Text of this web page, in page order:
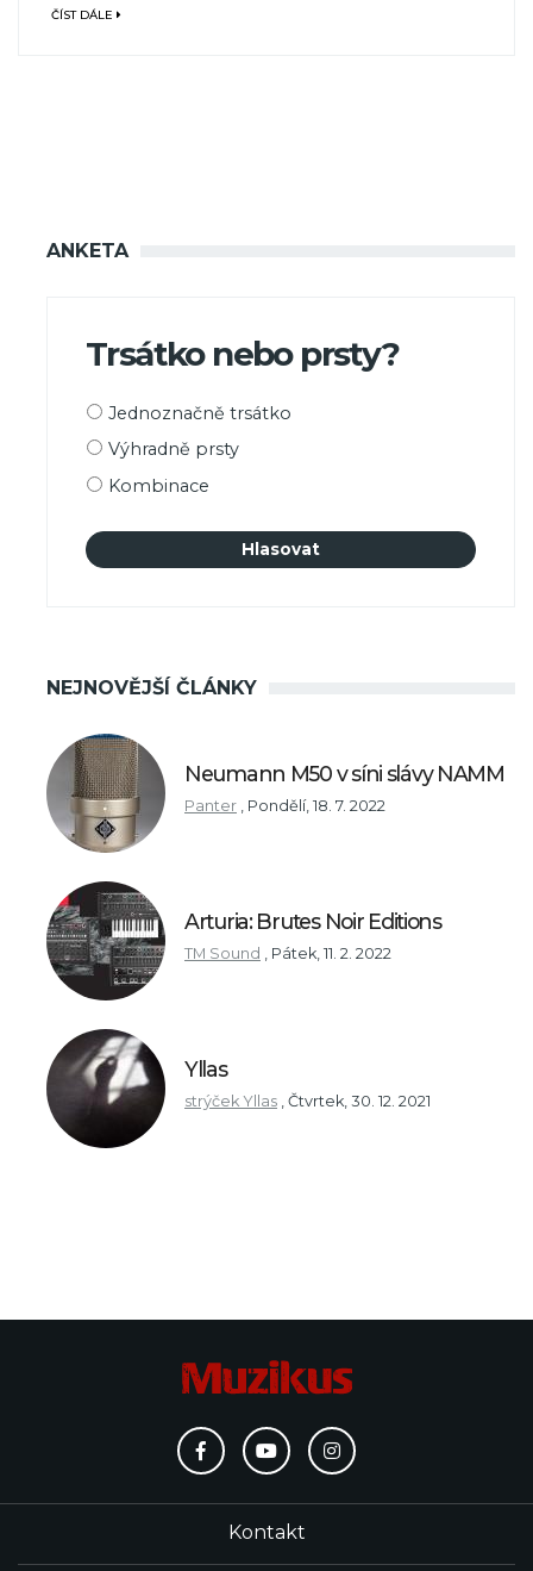
ČÍST DÁLE
ANKETA
Trsátko nebo prsty?
Možnosti
Jednoznačně trsátko
Výhradně prsty
Kombinace
NEJNOVĚJŠÍ ČLÁNKY
Neumann M50 v síni slávy NAMM
Panter , Pondělí, 18. 7. 2022
Arturia: Brutes Noir Editions
TM Sound , Pátek, 11. 2. 2022
Yllas
strýček Yllas , Čtvrtek, 30. 12. 2021
Kontakt